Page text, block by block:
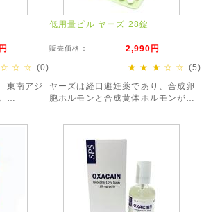
☆ ☆ (0)
東南アジ
下さい。
低用量ピル ヤーズ 28錠
販売価格： 2,990円
★ ★ ★ ☆ ☆ (5)
ヤーズは経口避妊薬であり、合成卵
胞ホルモンと合成黄体ホルモンが配